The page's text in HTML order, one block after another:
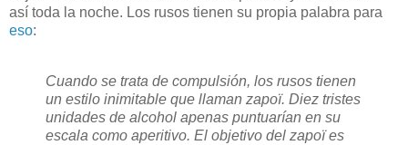
así toda la noche. Los rusos tienen su propia palabra para
eso:
Cuando se trata de compulsión, los rusos tienen
un estilo inimitable que llaman zapoï. Diez tristes
unidades de alcohol apenas puntuarían en su
escala como aperitivo. El objetivo del zapoï es